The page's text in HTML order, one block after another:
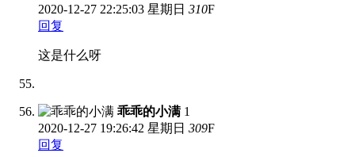
2020-12-27 22:25:03 星期日 310F
回复
这是什么呀
乖乖的小满 1
2020-12-27 19:26:42 星期日 309F
回复